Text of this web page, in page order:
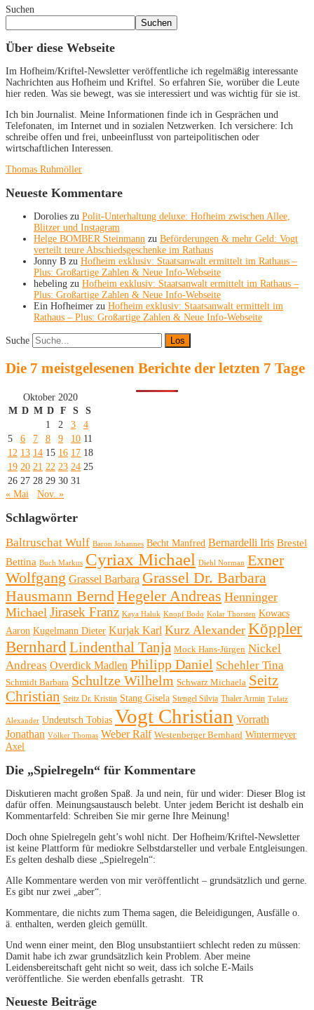
Suchen
Suchen
Über diese Webseite
Im Hofheim/Kriftel-Newsletter veröffentliche ich regelmäßig interessante
Nachrichten aus Hofheim und Kriftel. So erfahren Sie, worüber die Leute
hier reden. Was sie bewegt, was sie interessiert und was wichtig für sie ist.
Ich bin Journalist. Meine Informationen finde ich in Gesprächen und
Telefonaten, im Internet und in sozialen Netzwerken. Ich versichere: Ich
schreibe offen und frei, unbeeinflusst von parteipolitischen oder
wirtschaftlichen Interessen.
Thomas Ruhmöller
Neueste Kommentare
Dorolies zu Polit-Unterhaltung deluxe: Hofheim zwischen Allee,
Blitzer und Instagram
Helge BOMBER Steinmann zu Beförderungen & mehr Geld: Vogt
verteilt teure Abschiedsgeschenke im Rathaus
Jonny B zu Hofheim exklusiv: Staatsanwalt ermittelt im Rathaus –
Plus: Großartige Zahlen & Neue Info-Webseite
hebeling zu Hofheim exklusiv: Staatsanwalt ermittelt im Rathaus –
Plus: Großartige Zahlen & Neue Info-Webseite
Ein Hofheimer zu Hofheim exklusiv: Staatsanwalt ermittelt im
Rathaus – Plus: Großartige Zahlen & Neue Info-Webseite
Suche
Die 7 meistgelesenen Berichte der letzten 7 Tage
Oktober 2020
M D M D F S
S
1
2 3
4
5
6 7 8 9 10 11
12 13 14 15 16 17 18
19 20 21 22 23 24 25
26 27 28 29 30 31
« Mai
Nov. »
Schlagwörter
Baltruschat Wulf Baron Johannes Becht Manfred Bernardelli Iris Brestel
Bettina Buch Markus Cyriax Michael Diehl Norman Exner
Wolfgang Grassel Barbara Grassel Dr. Barbara
Hausmann Bernd Hegeler Andreas Henninger
Michael Jirasek Franz Kaya Haluk Knopf Bodo Kolar Thorsten Kowacs
Aaron Kugelmann Dieter Kurjak Karl Kurz Alexander Köppler
Bernhard Lindenthal Tanja Mock Hans-Jürgen Nickel
Andreas Overdick Madlen Philipp Daniel Schehler Tina
Schmidt Barbara Schultze Wilhelm Schwarz Michaela Seitz
Christian Seitz Dr. Kristin Stang Gisela Stengel Silvia Thaler Armin Tulatz
Alexander Undeutsch Tobias Vogt Christian Vorrath
Jonathan Völker Thomas Weber Ralf Westenberger Bernhard Wintermeyer
Axel
Die „Spielregeln“ für Kommentare
Diskutieren macht großen Spaß. Ja und nein, für und wider: Dieser Blog ist
dafür offen. Meinungsaustausch belebt. Unter jedem Bericht ist deshalb ein
Kommentarfeld: Schreiben Sie mir gerne Ihre Meinung!
Doch ohne Spielregeln geht’s wohl nicht. Der Hofheim/Kriftel-Newsletter
ist keine Plattform für mediokre Selbstdarsteller und verbale Entgleisungen.
Es gelten deshalb diese „Spielregeln“:
Alle Kommentare werden von mir veröffentlicht – grundsätzlich und gerne.
Es gibt nur zwei „aber“.
Kommentare, die nichts zum Thema sagen, die Beleidigungen, Ausfälle o.
ä. enthalten, werden gleich gemüllt.
Und wenn einer meint, den Blog unsubstantiiert schlecht reden zu müssen:
Damit habe ich zwar grundsätzlich kein Problem. Aber meine
Leidensbereitschaft geht nicht so weit, dass ich solche E-Mails
veröffentliche. Sie werden ebenfalls getrasht. TR
Neueste Beiträge